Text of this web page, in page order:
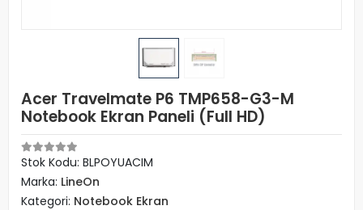
Acer Travelmate P6 TMP658-G3-M
Notebook Ekran Paneli (Full HD)
Stok Kodu: BLPOYUACIM
Marka: LineOn
Kategori: Notebook Ekran